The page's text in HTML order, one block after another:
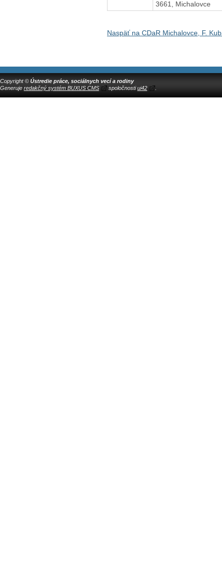
3661, Michalovce
Naspäť na CDaR Michalovce, F.
Copyright © Ústredie práce, sociálnych vecí a rodiny
Generuje redakčný systém BUXUS CMS spoločnostiui42